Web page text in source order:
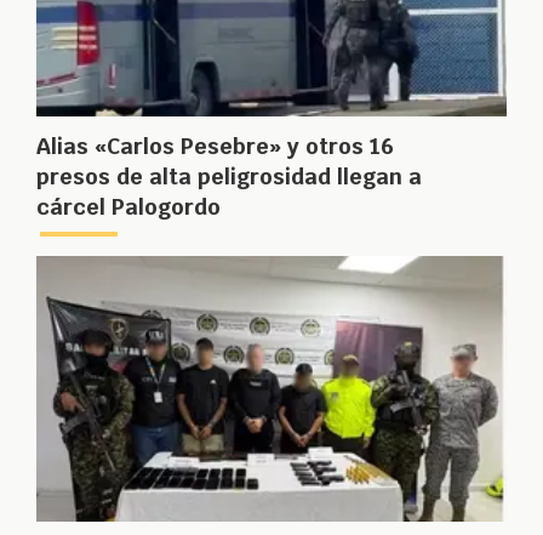
Alias «Carlos Pesebre» y otros 16
presos de alta peligrosidad llegan a
cárcel Palogordo